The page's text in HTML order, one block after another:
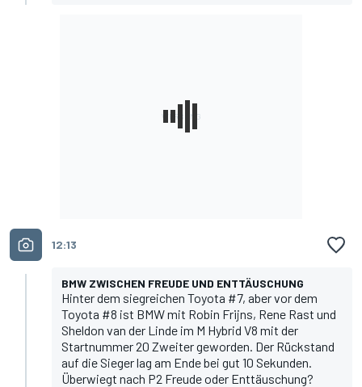
12:13
BMW ZWISCHEN FREUDE UND ENTTÄUSCHUNG
Hinter dem siegreichen Toyota #7, aber vor dem
Toyota #8 ist BMW mit Robin Frijns, Rene Rast und
Sheldon van der Linde im M Hybrid V8 mit der
Startnummer 20 Zweiter geworden. Der Rückstand
auf die Sieger lag am Ende bei gut 10 Sekunden.
Überwiegt nach P2 Freude oder Enttäuschung?